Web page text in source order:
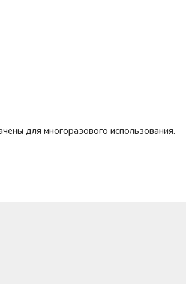
для многоразового использования.